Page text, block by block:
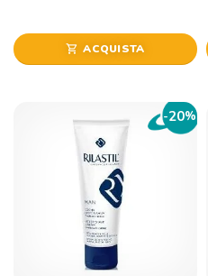
shopping_cart ACQUISTA
-20%